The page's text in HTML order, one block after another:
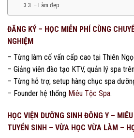
– Làm đẹp
ĐĂNG KÝ – HỌC MIỄN PHÍ CÙNG
NGHIỆM
– Từng làm cố vấn cấp cao tại Thiên
– Giảng viên đào tạo KTV, quản lý spa
– Từng hỗ trợ, setup hàng chục spa
– Founder hệ thống Miêu Tộc Spa.
HỌC VIỆN DƯỠNG SINH ĐÔNG Y –
TUYỂN SINH – VỪA HỌC VỪA LÀM –